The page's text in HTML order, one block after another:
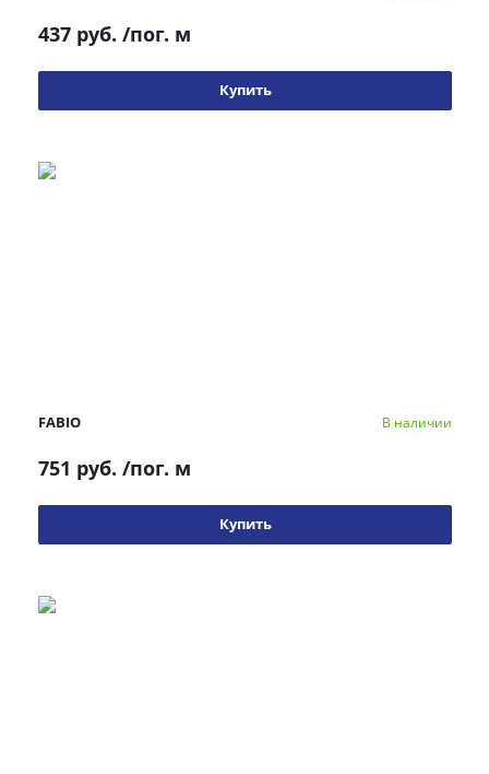
437 руб. /пог. м
Купить
FABIO В наличии
751 руб. /пог. м
Купить